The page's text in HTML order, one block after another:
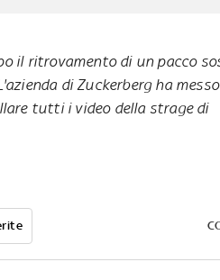
il ritrovamento di un pacco
di Zuckerberg ha
tutti i video della strage di